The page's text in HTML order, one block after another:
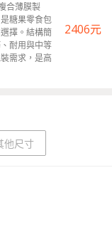
合薄膜製
糖果零食包
擇。結構簡
耐用與中等
需求，是高
2406元
他尺寸